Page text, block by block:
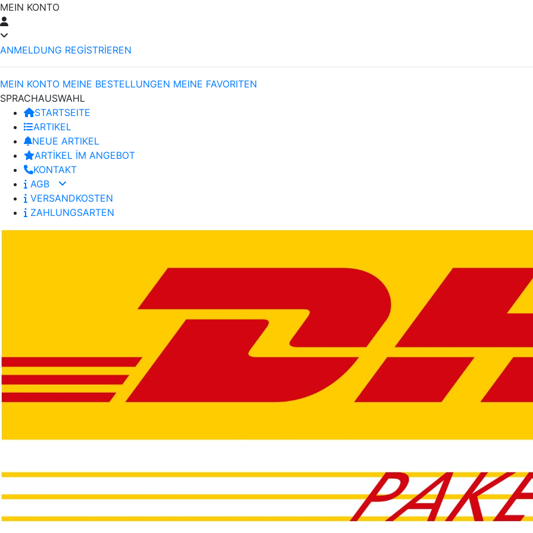
MEIN KONTO
ANMELDUNG REGİSTRİEREN
MEIN KONTO MEINE BESTELLUNGEN MEINE FAVORITEN
SPRACHAUSWAHL
STARTSEITE
ARTIKEL
NEUE ARTIKEL
ARTİKEL İM ANGEBOT
KONTAKT
AGB
VERSANDKOSTEN
ZAHLUNGSARTEN